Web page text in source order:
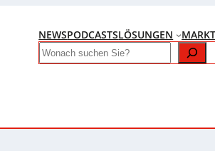
NEWSPODCASTSLÖSUNGEN
Search